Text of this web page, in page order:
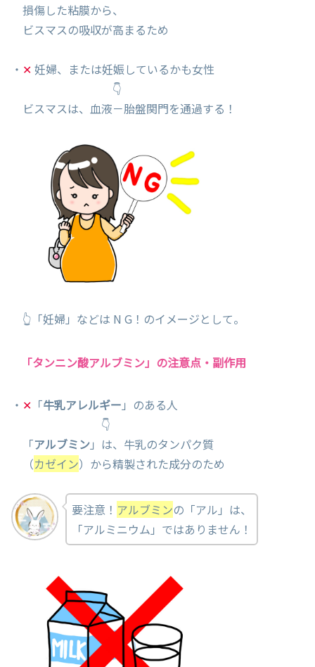
損傷した粘膜から、
ビスマスの吸収が高まるため
・ ✕ 妊婦、または妊娠しているかも女性
👇
ビスマスは、血液－胎盤関門を通過する！
👆「妊婦」などは N G！のイメージとして。
「タンニン酸アルブミン」の注意点・副作用
・ ✕ 「牛乳アレルギー 」のある人
👇
「アルブミン」は、牛乳のタンパク質
（カゼイン）から精製された成分のため
要注意！ アルブミンの「アル」は、
「アルミニウム」ではありません！